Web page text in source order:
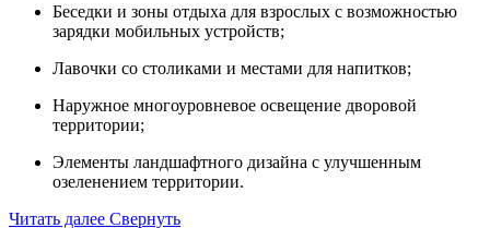
Беседки и зоны отдыха для взрослых с возможностью
зарядки мобильных устройств;
Лавочки со столиками и местами для напитков;
Наружное многоуровневое освещение дворовой
территории;
Элементы ландшафтного дизайна с улучшенным
озеленением территории.
Читать далее Свернуть